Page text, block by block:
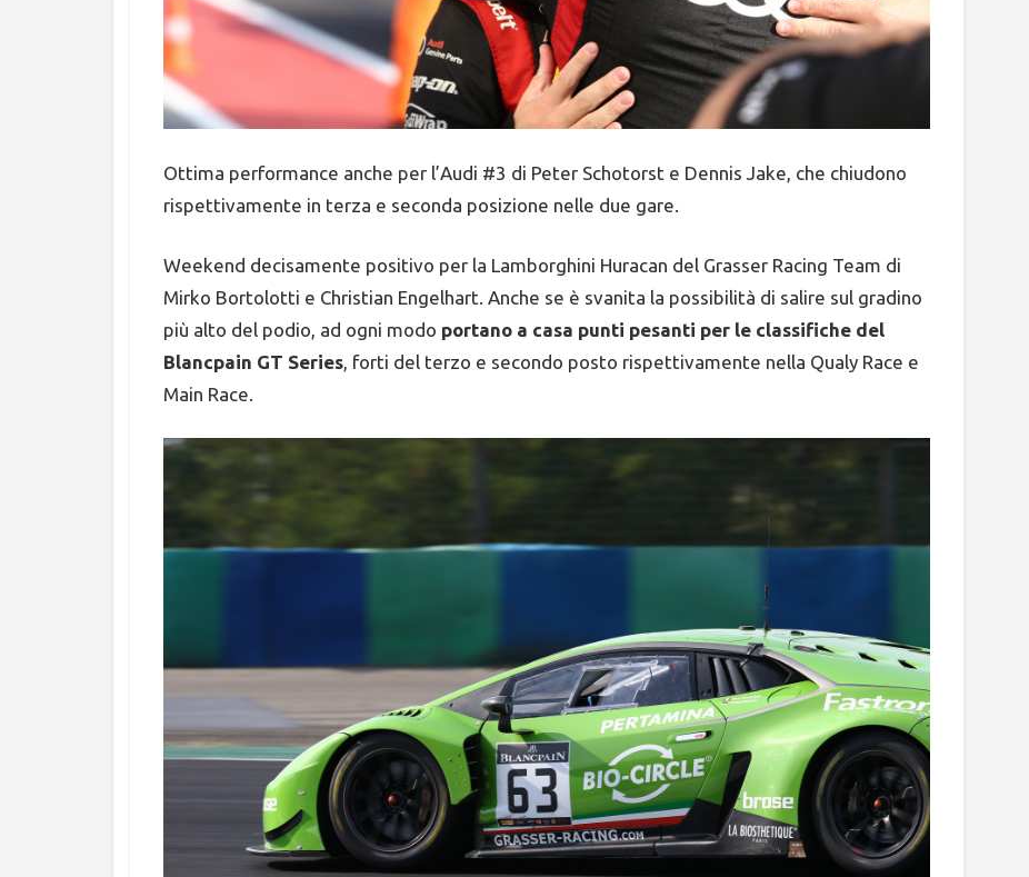
Ottima performance anche per l’Audi #3 di Peter Schotorst e Dennis Jake, che chiudono
rispettivamente in terza e seconda posizione nelle due gare.
Weekend decisamente positivo per la Lamborghini Huracan del Grasser Racing Team di
Mirko Bortolotti e Christian Engelhart. Anche se è svanita la possibilità di salire sul gradino
più alto del podio, ad ogni modo portano a casa punti pesanti per le classifiche del
Blancpain GT Series, forti del terzo e secondo posto rispettivamente nella Qualy Race e
Main Race.